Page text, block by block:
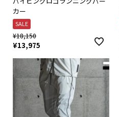
カー
SALE
¥18,150
¥13,975